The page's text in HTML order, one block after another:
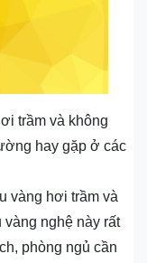
trầm và không
hay gặp ở các
vàng hơi trầm và
vàng nghệ này rất
phòng ngủ cần